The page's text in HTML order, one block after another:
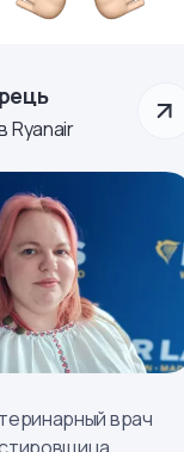
Ryanair
врач